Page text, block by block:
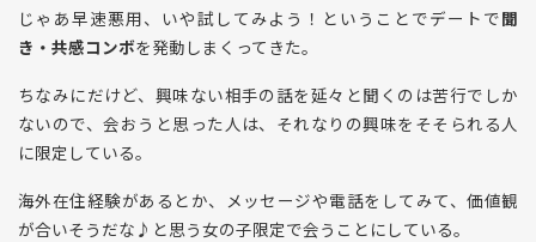
じゃあ早速悪用、いや試してみよう！ということでデートで聞
き・共感コンボを発動しまくってきた。
ちなみにだけど、興味ない相手の話を延々と聞くのは苦行でしか
ないので、会おうと思った人は、それなりの興味をそそられる人
に限定している。
海外在住経験があるとか、メッセージや電話をしてみて、価値観
が合いそうだな♪と思う女の子限定で会うことにしている。